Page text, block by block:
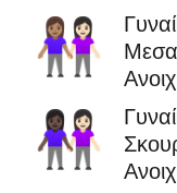
👩🏽‍🤝‍👩🏻
👩🏿‍🤝‍👩🏻